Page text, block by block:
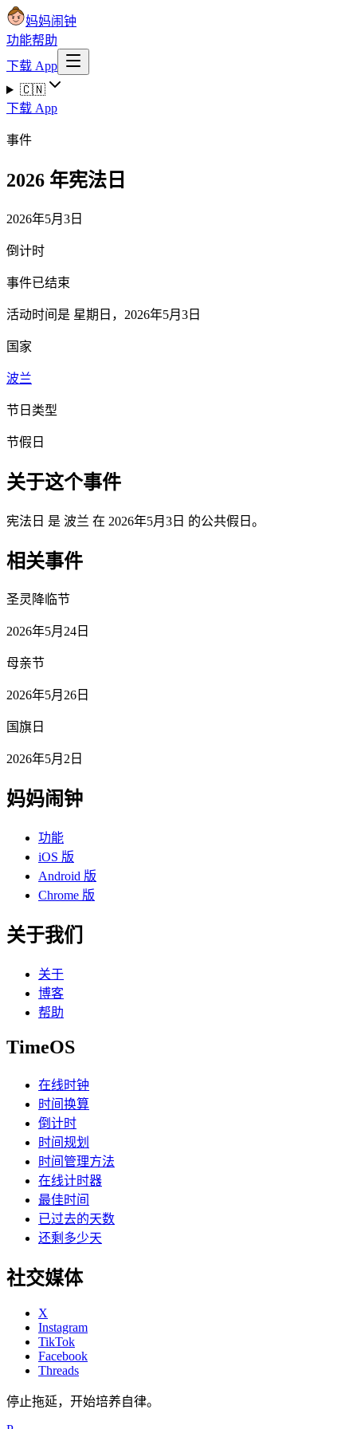
妈妈闹钟
功能帮助
下载 App
🇨🇳
下载 App
事件
2026 年宪法日
2026年5月3日
倒计时
事件已结束
活动时间是 星期日，2026年5月3日
国家
波兰
节日类型
节假日
关于这个事件
宪法日 是 波兰 在 2026年5月3日 的公共假日。
相关事件
圣灵降临节
2026年5月24日
母亲节
2026年5月26日
国旗日
2026年5月2日
妈妈闹钟
功能
iOS 版
Android 版
Chrome 版
关于我们
关于
博客
帮助
TimeOS
在线时钟
时间换算
倒计时
时间规划
时间管理方法
在线计时器
最佳时间
已过去的天数
还剩多少天
社交媒体
X
Instagram
TikTok
Facebook
Threads
停止拖延，开始培养自律。